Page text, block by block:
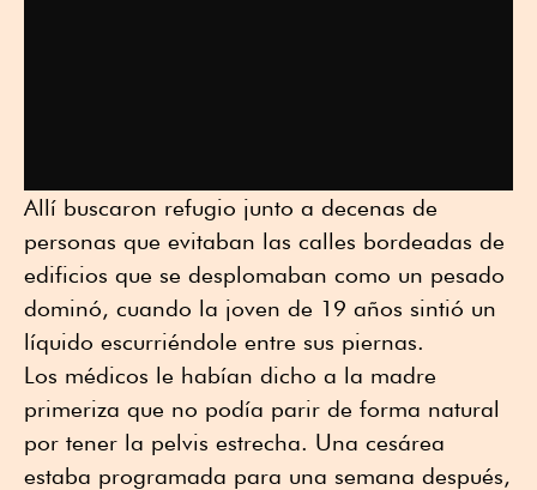
Allí buscaron refugio junto a decenas de
personas que evitaban las calles bordeadas de
edificios que se desplomaban como un pesado
dominó, cuando la joven de 19 años sintió un
líquido escurriéndole entre sus piernas.
Los médicos le habían dicho a la madre
primeriza que no podía parir de forma natural
por tener la pelvis estrecha. Una cesárea
estaba programada para una semana después,